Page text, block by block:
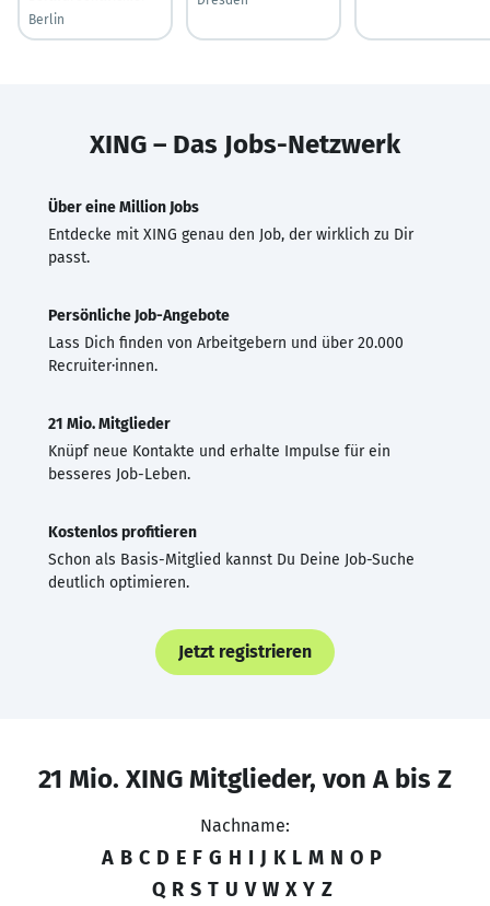
Berlin
XING – Das Jobs-Netzwerk
Über eine Million Jobs
Entdecke mit XING genau den Job, der wirklich zu Dir
passt.
Persönliche Job-Angebote
Lass Dich finden von Arbeitgebern und über 20.000
Recruiter·innen.
21 Mio. Mitglieder
Knüpf neue Kontakte und erhalte Impulse für ein
besseres Job-Leben.
Kostenlos profitieren
Schon als Basis-Mitglied kannst Du Deine Job-Suche
deutlich optimieren.
Jetzt registrieren
21 Mio. XING Mitglieder, von A bis Z
Nachname:
A B C D E F G H I J K L M N O P
Q R S T U V W X Y Z